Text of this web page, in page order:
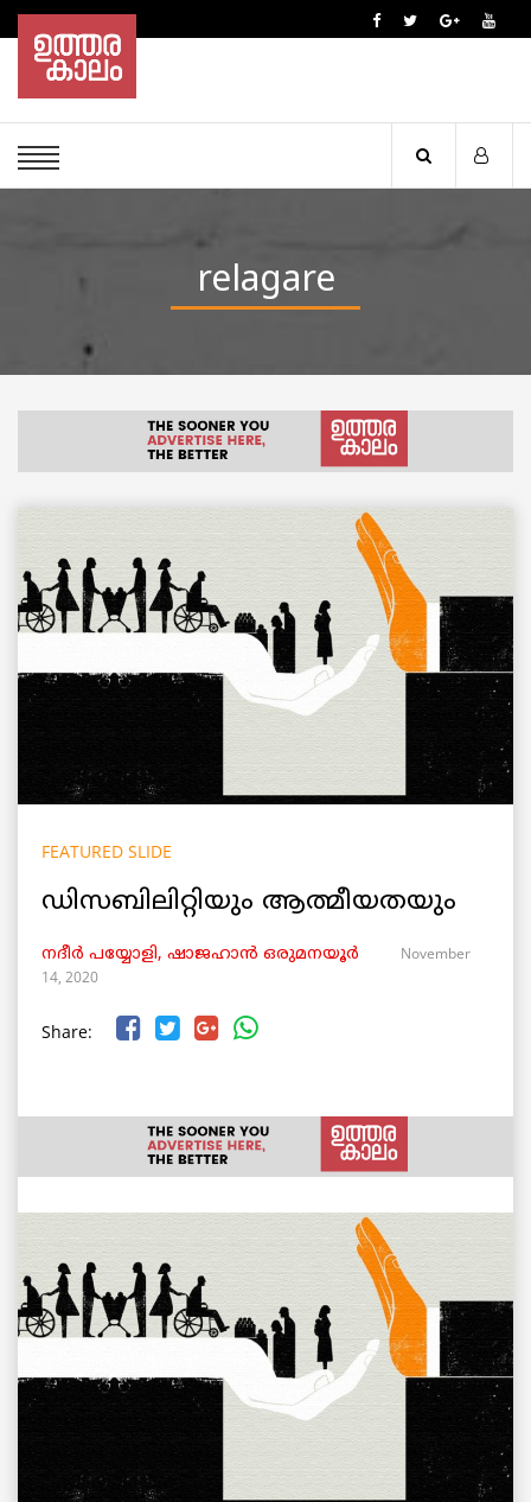
relagare
FEATURED SLIDE
ഡിസബിലിറ്റിയും ആത്മീയതയും
നദീർ പയ്യോളി, ഷാജഹാൻ ഒരുമനയൂർ
November
14, 2020
Share: